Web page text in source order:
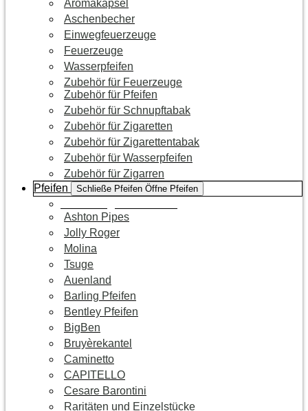
Aromakapsel
Aschenbecher
Einwegfeuerzeuge
Feuerzeuge
Wasserpfeifen
Zubehör für Feuerzeuge
Zubehör für Pfeifen
Zubehör für Schnupftabak
Zubehör für Zigaretten
Zubehör für Zigarettentabak
Zubehör für Wasserpfeifen
Zubehör für Zigarren
Pfeifen
Schließe Pfeifen Öffne Pfeifen
Ashton Pipes
Jolly Roger
Molina
Tsuge
Auenland
Barling Pfeifen
Bentley Pfeifen
BigBen
Bruyèrekantel
Caminetto
CAPITELLO
Cesare Barontini
Raritäten und Einzelstücke